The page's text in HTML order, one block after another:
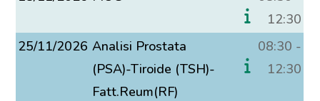
12:30
25/11/2026 Analisi Prostata
(PSA)-Tiroide (TSH)-
Fatt.Reum(RF)
08:30 -
12:30